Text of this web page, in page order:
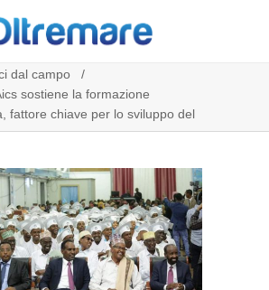
dal campo
/
sostiene la formazione
fattore chiave per lo sviluppo del